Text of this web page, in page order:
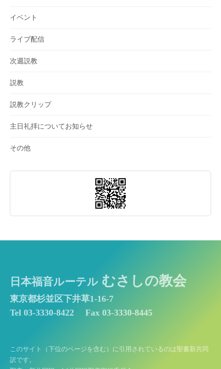
イベント
ライブ配信
次週説教
説教
説教クリップ
主日礼拝についてお知らせ
その他
日本福音ルーテル むさしの教会
東京都杉並区下井草1-16-7
Tel 03-3330-8422
Fax 03-3330-8445
このサイト（下位のページを含む）に引用されているのは聖書新共同
訳です。